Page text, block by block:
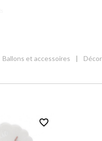
Ballons et accessoires
favorite_border